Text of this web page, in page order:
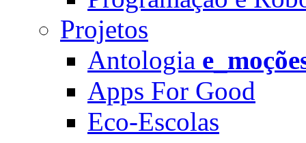
Projetos
Antologia
Apps For Good
Eco-Escolas